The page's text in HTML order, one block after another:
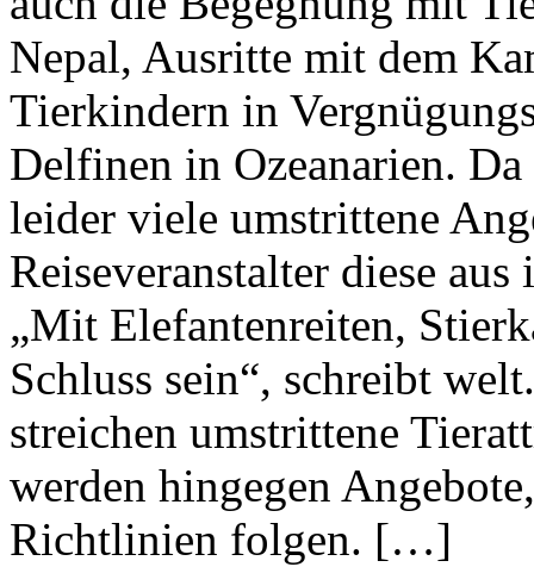
Nepal, Ausritte mit dem
Tierkindern in
Delfinen in Ozeanarien.
leider viele umstrittene
Reiseveranstalter diese
„Mit Elefantenreiten,
Schluss sein“, schreibt
streichen umstrittene
werden hingegen
Richtlinien folgen. […]